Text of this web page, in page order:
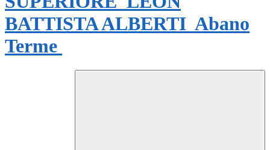
BATTISTA ALBERTI Abano
Terme